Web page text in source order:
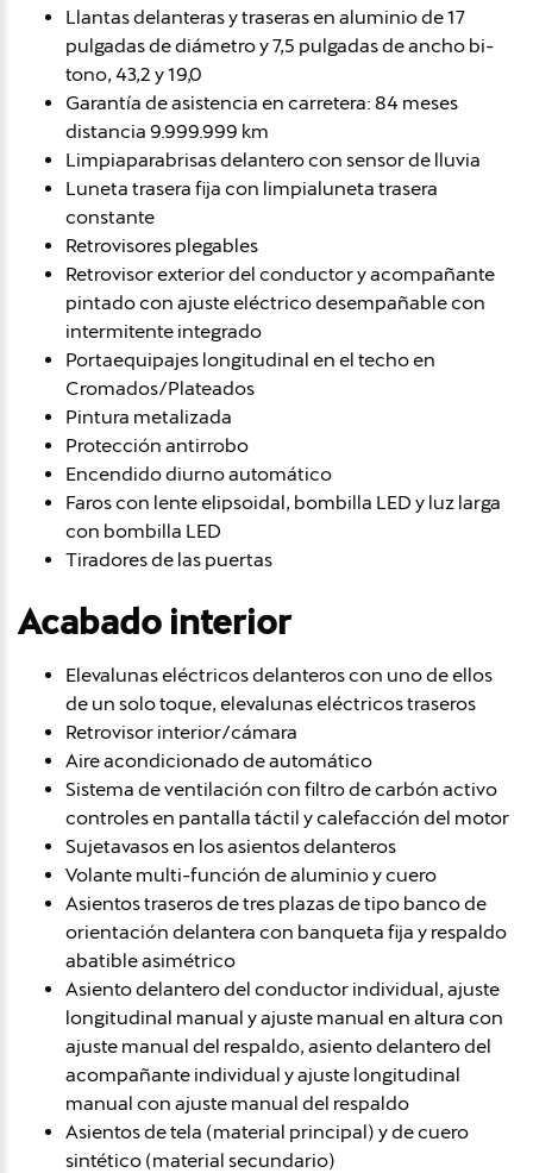
Llantas delanteras y traseras en aluminio de 17
pulgadas de diámetro y 7,5 pulgadas de ancho bi-
tono, 43,2 y 19,0
Garantía de asistencia en carretera: 84 meses
distancia 9.999.999 km
Limpiaparabrisas delantero con sensor de lluvia
Luneta trasera fija con limpialuneta trasera
constante
Retrovisores plegables
Retrovisor exterior del conductor y acompañante
pintado con ajuste eléctrico desempañable con
intermitente integrado
Portaequipajes longitudinal en el techo en
Cromados/Plateados
Pintura metalizada
Protección antirrobo
Encendido diurno automático
Faros con lente elipsoidal, bombilla LED y luz larga
con bombilla LED
Tiradores de las puertas
Acabado interior
Elevalunas eléctricos delanteros con uno de ellos
de un solo toque, elevalunas eléctricos traseros
Retrovisor interior/cámara
Aire acondicionado de automático
Sistema de ventilación con filtro de carbón activo
controles en pantalla táctil y calefacción del motor
Sujetavasos en los asientos delanteros
Volante multi-función de aluminio y cuero
Asientos traseros de tres plazas de tipo banco de
orientación delantera con banqueta fija y respaldo
abatible asimétrico
Asiento delantero del conductor individual, ajuste
longitudinal manual y ajuste manual en altura con
ajuste manual del respaldo, asiento delantero del
acompañante individual y ajuste longitudinal
manual con ajuste manual del respaldo
Asientos de tela (material principal) y de cuero
sintético (material secundario)